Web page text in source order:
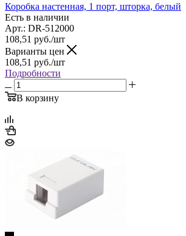
Коробка настенная, 1 порт, шторка, белый
Есть в наличии
Арт.: DR-512000
108,51 руб./шт
Варианты цен
108,51 руб./шт
Подробности
В корзину